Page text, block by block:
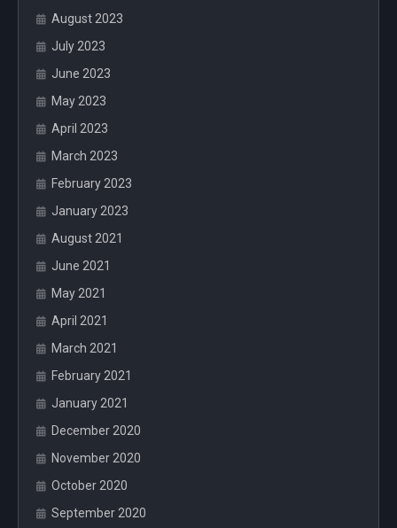
August 2023
July 2023
June 2023
May 2023
April 2023
March 2023
February 2023
January 2023
August 2021
June 2021
May 2021
April 2021
March 2021
February 2021
January 2021
December 2020
November 2020
October 2020
September 2020